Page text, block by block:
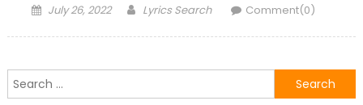
Posted
July 26, 2022 Author
Lyrics Search Comment(0)
Search
for: